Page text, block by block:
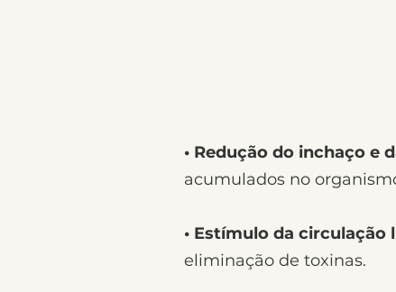
• Redução do inchaço e
acumulados no
• Estímulo da circulação
eliminação de toxinas.